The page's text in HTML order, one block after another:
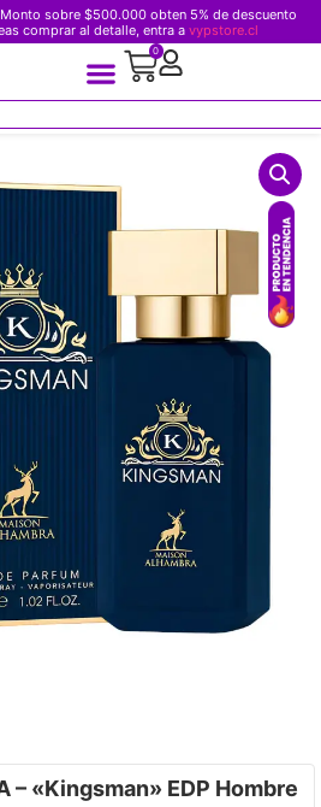
sobre $500.000 obten 5% de descuento
comprar al detalle, entra a vypstore.cl
0
– «Kingsman» EDP Hombre